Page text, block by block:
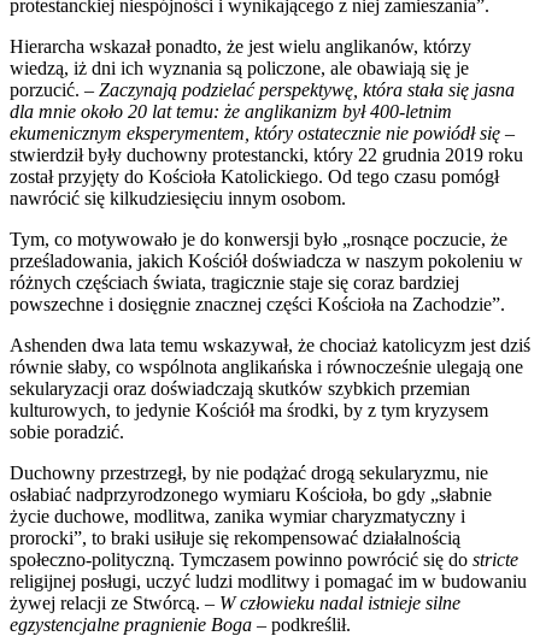
protestanckiej niespójności i wynikającego z niej zamieszania”.
Hierarcha wskazał ponadto, że jest wielu anglikanów, którzy
wiedzą, iż dni ich wyznania są policzone, ale obawiają się je
porzucić. – Zaczynają podzielać perspektywę, która stała się jasna
dla mnie około 20 lat temu: że anglikanizm był 400-letnim
ekumenicznym eksperymentem, który ostatecznie nie powiódł się –
stwierdził były duchowny protestancki, który 22 grudnia 2019 roku
został przyjęty do Kościoła Katolickiego. Od tego czasu pomógł
nawrócić się kilkudziesięciu innym osobom.
Tym, co motywowało je do konwersji było „rosnące poczucie, że
prześladowania, jakich Kościół doświadcza w naszym pokoleniu w
różnych częściach świata, tragicznie staje się coraz bardziej
powszechne i dosięgnie znacznej części Kościoła na Zachodzie”.
Ashenden dwa lata temu wskazywał, że chociaż katolicyzm jest dziś
równie słaby, co wspólnota anglikańska i równocześnie ulegają one
sekularyzacji oraz doświadczają skutków szybkich przemian
kulturowych, to jedynie Kościół ma środki, by z tym kryzysem
sobie poradzić.
Duchowny przestrzegł, by nie podążać drogą sekularyzmu, nie
osłabiać nadprzyrodzonego wymiaru Kościoła, bo gdy „słabnie
życie duchowe, modlitwa, zanika wymiar charyzmatyczny i
prorocki”, to braki usiłuje się rekompensować działalnością
społeczno-polityczną. Tymczasem powinno powrócić się do stricte
religijnej posługi, uczyć ludzi modlitwy i pomagać im w budowaniu
żywej relacji ze Stwórcą. – W człowieku nadal istnieje silne
egzystencjalne pragnienie Boga – podkreślił.